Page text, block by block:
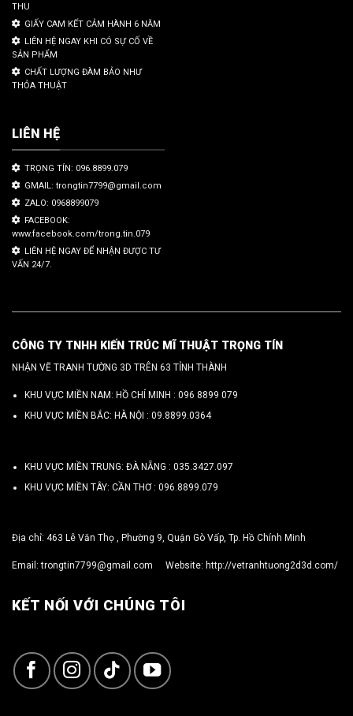
THU
GIẤY CAM KẾT CẢM HÀNH 6 NĂM
LIÊN HỆ NGAY KHI CÓ SỰ CỐ VỀ
SẢN PHẨM
CHẤT LƯỢNG ĐÀM BẢO NHƯ
THỎA THUẬT
LIÊN HỆ
TRỌNG TÍN: 096.8899.079
GMAIL: trongtin7799@gmail.com
ZALO: 0968899079
FACEBOOK:
www.facebook.com/trong.tin.079
LIÊN HỆ NGAY ĐỂ NHẬN ĐƯỢC TƯ
VẤN 24/7.
CÔNG TY TNHH KIẾN TRÚC MĨ THUẬT TRỌNG TÍN
NHẬN VẼ TRANH TƯỜNG 3D TRÊN 63 TỈNH THÀNH
KHU VỰC MIỀN NAM: HỒ CHÍ MINH : 096 8899 079
KHU VỰC MIỀN BẮC: HÀ NỘI : 09.8899.0364
KHU VỰC MIỀN TRUNG: ĐÀ NẴNG : 035.3427.097
KHU VỰC MIỀN TÂY: CẦN THƠ : 096.8899.079
Địa chỉ: 463 Lê Văn Thọ , Phường 9, Quận Gò Vấp, Tp. Hồ Chính Minh
Email:trongtin7799@gmail.com Website: http://vetranhtuong2d3d.com/
KẾT NỐI VỚI CHÚNG TÔI